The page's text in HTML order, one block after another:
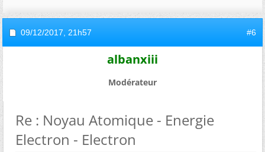
09/12/2017, 21h57 #6
albanxiii
Modérateur
Re : Noyau Atomique - Energie
Electron - Electron